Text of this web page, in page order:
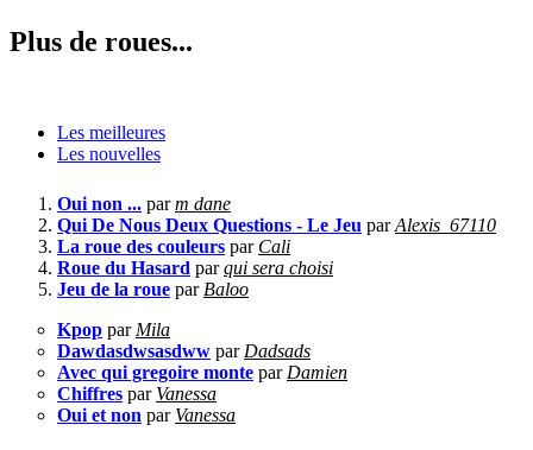
Plus de roues...
Les meilleures
Les nouvelles
Oui non ... parm dane
Qui De Nous Deux Questions - Le Jeu parAlexis_67110
La roue des couleurs par Cali
Roue du Hasard parqui sera choisi
Jeu de la roue par Baloo
Kpop par Mila
Dawdasdwsasdww par Dadsads
Avec qui gregoire monte par Damien
Chiffres par Vanessa
Oui et non par Vanessa